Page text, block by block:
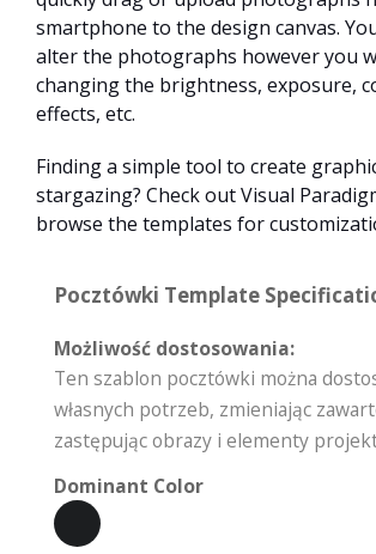
smartphone to the design canvas.
alter the photographs however you
changing the brightness, exposure,
effects, etc.
Finding a simple tool to create
stargazing? Check out Visual
browse the templates for
Pocztówki Template
Możliwość dostosowania:
Ten szablon pocztówki można
własnych potrzeb, zmieniając
zastępując obrazy i elementy
Dominant Color